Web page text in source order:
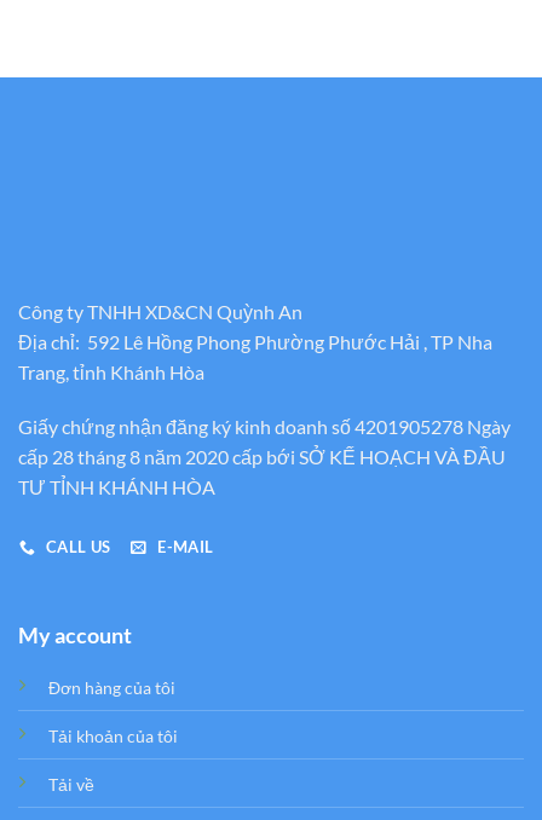
Công ty TNHH XD&CN Quỳnh An
Địa chỉ: 592 Lê Hồng Phong Phường Phước Hải , TP Nha
Trang, tỉnh Khánh Hòa
Giấy chứng nhận đăng ký kinh doanh số 4201905278 Ngày
cấp 28 tháng 8 năm 2020 cấp bới SỞ KẾ HOẠCH VÀ ĐẦU
TƯ TỈNH KHÁNH HÒA
CALL US E-MAIL
My account
Đơn hàng của tôi
Tải khoản của tôi
Tải về